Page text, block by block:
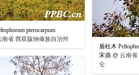
pterocarpum
南省 西双版纳傣族自治州
盾柱木
宋鼎 @ 云南省
仑